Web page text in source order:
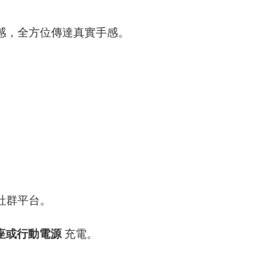
全方位傳達真實手感。
平台。
或行動電源充電。